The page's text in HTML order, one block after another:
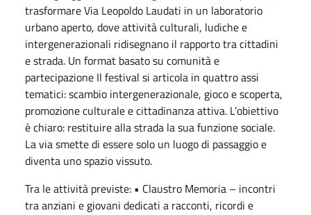
trasformare Via Leopoldo Laudati in un laboratorio
urbano aperto, dove attività culturali, ludiche e
intergenerazionali ridisegnano il rapporto tra cittadini
e strada. Un format basato su comunità e
partecipazione Il festival si articola in quattro assi
tematici: scambio intergenerazionale, gioco e scoperta,
promozione culturale e cittadinanza attiva. L’obiettivo
è chiaro: restituire alla strada la sua funzione sociale.
La via smette di essere solo un luogo di passaggio e
diventa uno spazio vissuto.
Tra le attività previste: • Claustro Memoria – incontri
tra anziani e giovani dedicati a racconti, ricordi e